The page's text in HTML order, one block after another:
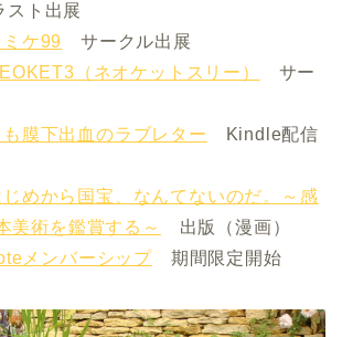
ト出展
ミケ99
サークル出展
（ネオケットスリー）
サー
も膜下出血のラブレター
Kindle配信
じめから国宝、なんてないのだ。～感
美術を鑑賞する～
出版（漫画）
メンバーシップ 期間限定開始